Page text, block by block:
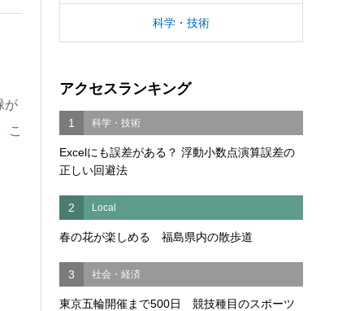
が
こ
科学・技術
アクセスランキング
1 科学・技術
Excelにも誤差がある？ 浮動小数点演算誤差の
正しい回避法
2 Local
春の花が楽しめる 福島県内の散歩道
3 社会・経済
東京五輪開催まで500日 競技種目のスポーツ